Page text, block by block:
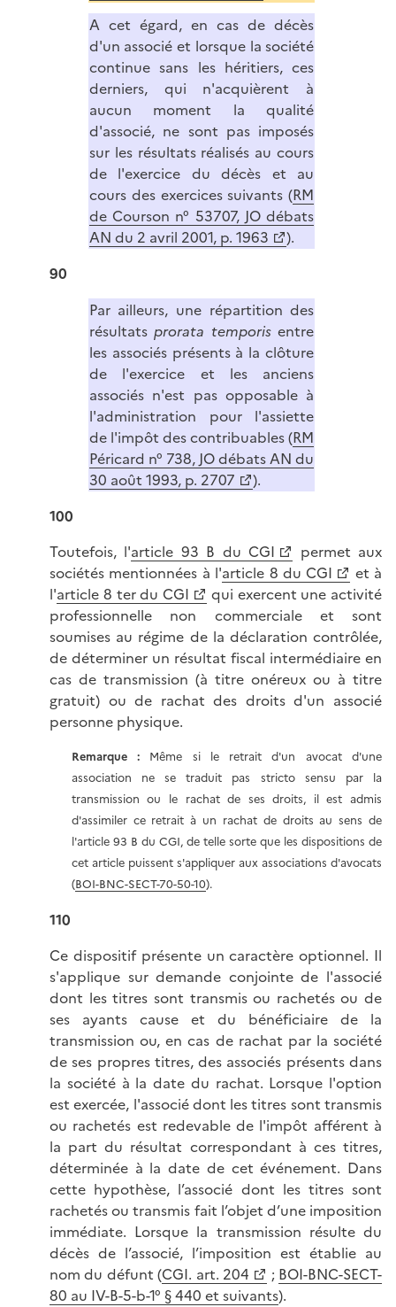
A cet égard, en cas de décès
d'un associé et lorsque la société
continue sans les héritiers, ces
derniers, qui n'acquièrent à
aucun moment la qualité
d'associé, ne sont pas imposés
sur les résultats réalisés au cours
de l'exercice du décès et au
cours des exercices suivants (RM
de Courson n° 53707, JO débats
AN du 2 avril 2001, p. 1963
).
90
Par ailleurs, une répartition des
résultatsprorata temporisentre
les associés présents à la clôture
de l'exercice et les anciens
associés n'est pas opposable à
l'administration pour l'assiette
de l'impôt des contribuables (RM
Péricard n° 738, JO débats AN du
30 août 1993, p. 2707
).
100
Toutefois, l'article 93 B du CGI
permet aux
sociétés mentionnées à l'article 8 du CGI
et à
l'article 8 ter du CGI
qui exercent une activité
professionnelle non commerciale et sont
soumises au régime de la déclaration contrôlée,
de déterminer un résultat fiscal intermédiaire en
cas de transmission (à titre onéreux ou à titre
gratuit) ou de rachat des droits d'un associé
personne physique.
Remarque : Même si le retrait d'un avocat d'une
association ne se traduit pas stricto sensu par la
transmission ou le rachat de ses droits, il est admis
d'assimiler ce retrait à un rachat de droits au sens de
l'article 93 B du CGI, de telle sorte que les dispositions de
cet article puissent s'appliquer aux associations d'avocats
(BOI-BNC-SECT-70-50-10).
110
Ce dispositif présente un caractère optionnel. Il
s'applique sur demande conjointe de l'associé
dont les titres sont transmis ou rachetés ou de
ses ayants cause et du bénéficiaire de la
transmission ou, en cas de rachat par la société
de ses propres titres, des associés présents dans
la société à la date du rachat. Lorsque l'option
est exercée, l'associé dont les titres sont transmis
ou rachetés est redevable de l'impôt afférent à
la part du résultat correspondant à ces titres,
déterminée à la date de cet événement. Dans
cette hypothèse, l’associé dont les titres sont
rachetés ou transmis fait l’objet d’une imposition
immédiate. Lorsque la transmission résulte du
décès de l’associé, l’imposition est établie au
nom du défunt (CGI. art. 204 ; BOI-BNC-SECT-
80 au IV-B-5-b-1° § 440 et suivants).